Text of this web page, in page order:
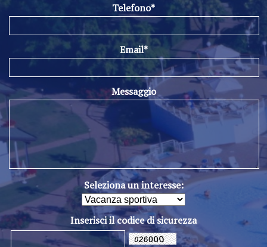
Telefono*
Email*
Messaggio
Seleziona un interesse:
Inserisci il codice di sicurezza